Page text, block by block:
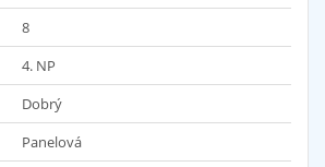
8
4. NP
Dobrý
Panelová